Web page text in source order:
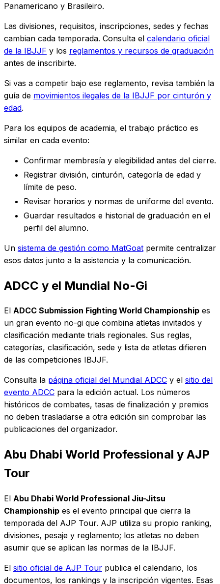
Panamericano y Brasileiro.
Las divisiones, requisitos, inscripciones, sedes y fechas
cambian cada temporada. Consulta el calendario oficial
de la IBJJF y los reglamentos y recursos de graduación
antes de inscribirte.
Si vas a competir bajo ese reglamento, revisa también la
guía de movimientos ilegales de la IBJJF por cinturón y
edad.
Para los equipos de academia, el trabajo práctico es
similar en cada evento:
Confirmar membresía y elegibilidad antes del cierre.
Registrar división, cinturón, categoría de edad y
límite de peso.
Revisar horarios y normas de uniforme del evento.
Guardar resultados e historial de graduación en el
perfil del alumno.
Un sistema de gestión como MatGoat permite centralizar
esos datos junto a la asistencia y la comunicación.
ADCC y el Mundial No-Gi
El ADCC Submission Fighting World Championship es
un gran evento no-gi que combina atletas invitados y
clasificación mediante trials regionales. Sus reglas,
categorías, clasificación, sede y lista de atletas difieren
de las competiciones IBJJF.
Consulta la página oficial del Mundial ADCC y el sitio del
evento ADCC para la edición actual. Los números
históricos de combates, tasas de finalización y premios
no deben trasladarse a otra edición sin comprobar las
publicaciones del organizador.
Abu Dhabi World Professional y AJP
Tour
El Abu Dhabi World Professional Jiu-Jitsu
Championship es el evento principal que cierra la
temporada del AJP Tour. AJP utiliza su propio ranking,
divisiones, pesaje y reglamento; los atletas no deben
asumir que se aplican las normas de la IBJJF.
El sitio oficial de AJP Tour publica el calendario, los
documentos, los rankings y la inscripción vigentes. Esas